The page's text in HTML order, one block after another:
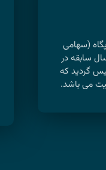
(سهامی
سابقه در
در سال ۱۳۸۵ تاسیس گردید که
می باشد.